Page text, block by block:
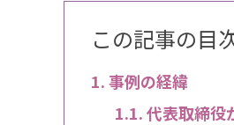
この記事の目
事例の経緯
代表取締役